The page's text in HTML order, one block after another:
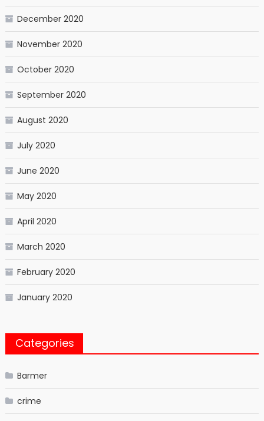
December 2020
November 2020
October 2020
September 2020
August 2020
July 2020
June 2020
May 2020
April 2020
March 2020
February 2020
January 2020
Categories
Barmer
crime